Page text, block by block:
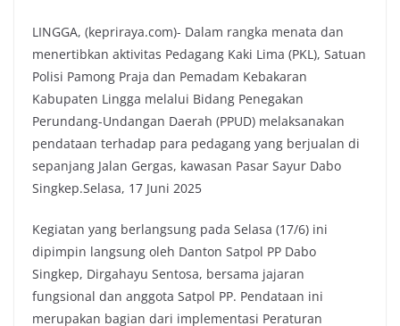
LINGGA, (kepriraya.com)- Dalam rangka menata dan
menertibkan aktivitas Pedagang Kaki Lima (PKL), Satuan
Polisi Pamong Praja dan Pemadam Kebakaran
Kabupaten Lingga melalui Bidang Penegakan
Perundang-Undangan Daerah (PPUD) melaksanakan
pendataan terhadap para pedagang yang berjualan di
sepanjang Jalan Gergas, kawasan Pasar Sayur Dabo
Singkep.Selasa, 17 Juni 2025
Kegiatan yang berlangsung pada Selasa (17/6) ini
dipimpin langsung oleh Danton Satpol PP Dabo
Singkep, Dirgahayu Sentosa, bersama jajaran
fungsional dan anggota Satpol PP. Pendataan ini
merupakan bagian dari implementasi Peraturan